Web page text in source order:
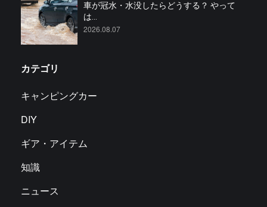
車が冠水・水没したらどうする？ やって
は...
2026.08.07
カテゴリ
キャンピングカー
DIY
ギア・アイテム
知識
ニュース